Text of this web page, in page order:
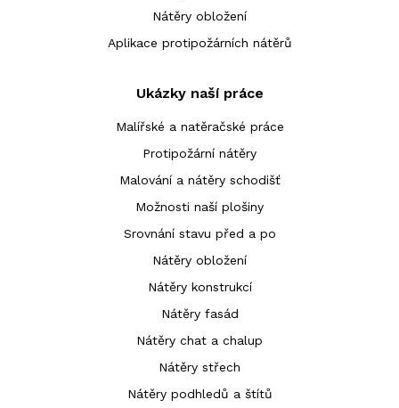
Nátěry obložení
Aplikace protipožárních nátěrů
Ukázky naší práce
Malířské a natěračské práce
Protipožární nátěry
Malování a nátěry schodišť
Možnosti naší plošiny
Srovnání stavu před a po
Nátěry obložení
Nátěry konstrukcí
Nátěry fasád
Nátěry chat a chalup
Nátěry střech
Nátěry podhledů a štítů